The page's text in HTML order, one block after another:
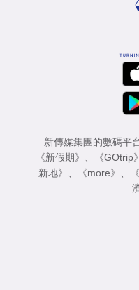
新傳媒集團的數碼平
《新假期》
《GOtrip》
新地》
《more》